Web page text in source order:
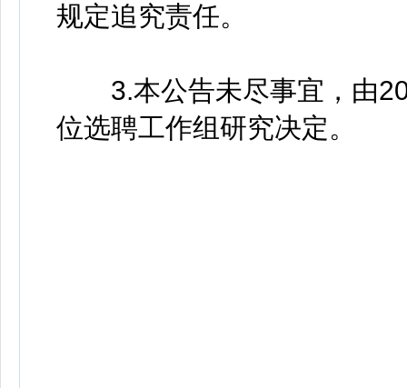
规定追究责任。
3.本公告未尽事宜，由
位选聘工作组研究决定。